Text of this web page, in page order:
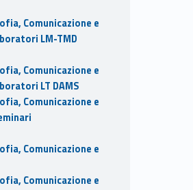
Comunicazione e
LM-TMD
Comunicazione e
LT DAMS
Comunicazione e
Comunicazione e
Comunicazione e